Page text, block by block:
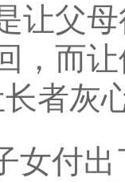
让父
，而
者灰
女付